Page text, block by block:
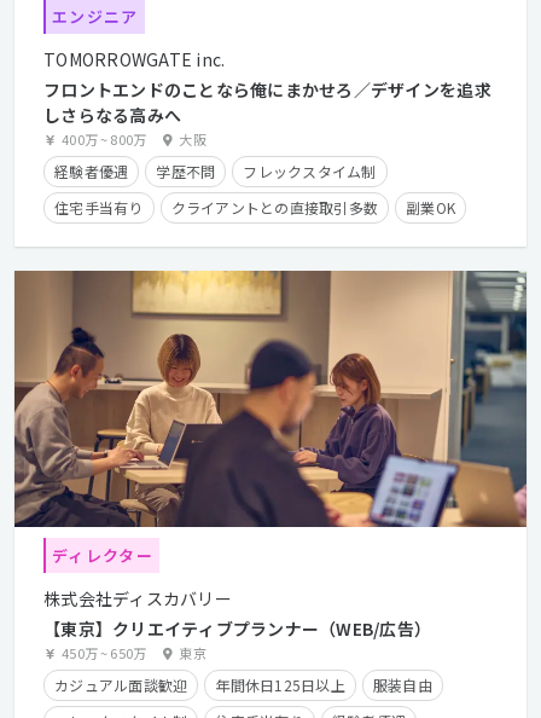
エンジニア
TOMORROWGATE inc.
フロントエンドのことなら俺にまかせろ／デザインを追求
しさらなる高みへ
400万~800万 大阪
経験者優遇 学歴不問
フレックスタイム制
住宅手当有り
クライアントとの直接取引多数 副業OK
ディレクター
株式会社ディスカバリー
【東京】クリエイティブプランナー（WEB/広告）
450万~650万 東京
カジュアル面談歓迎 年間休日125日以上
服装自由